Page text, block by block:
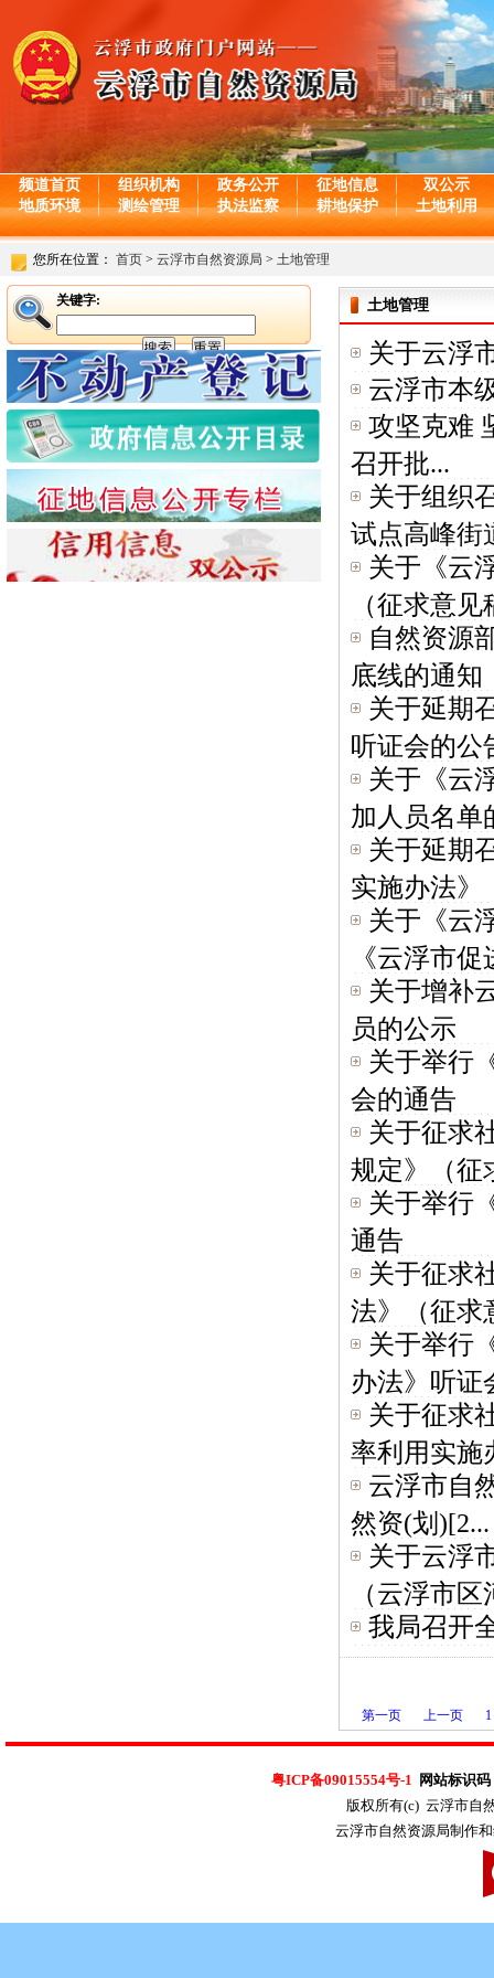
频道首页 组织机构 政务公开 征地信息
双公示
地质环境
测绘管理 执法监察 耕地保护 土地利用
您所在位置： 首页 > 云浮市自然资源局 > 土地管理
关键字: 土地管理
关于云浮
云浮市本
攻坚克难
召开批...
关于组织
试点高峰街
关于《云
（征求意
自然资源
底线的通知
关于延期
听证会的公
关于《云
加人员名单
关于延期
实施办法》
关于《云
《云浮市促
关于增补
员的公示
关于举行
会的通告
关于征求
规定》（征
关于举行
通告
关于征求
法》（征求
关于举行
办法》听证
关于征求
率利用实施
云浮市自
然资(划)[2...
关于云浮
（云浮市
我局召开
第一页 上一页 1
粤ICP备09015554号-1 网站标识
版权所有(c) 云浮市自
云浮市自然资源局制作